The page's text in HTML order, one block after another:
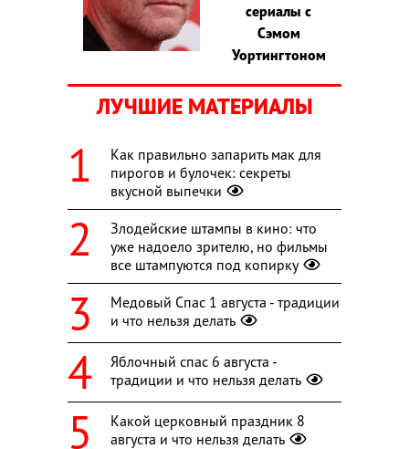
сериалы с
Сэмом
Уортингтоном
ЛУЧШИЕ МАТЕРИАЛЫ
Как правильно запарить мак для
пирогов и булочек: секреты
вкусной выпечки
Злодейские штампы в кино: что
уже надоело зрителю, но фильмы
все штампуются под копирку
Медовый Спас 1 августа - традиции
и что нельзя делать
Яблочный спас 6 августа -
традиции и что нельзя делать
Какой церковный праздник 8
августа и что нельзя делать